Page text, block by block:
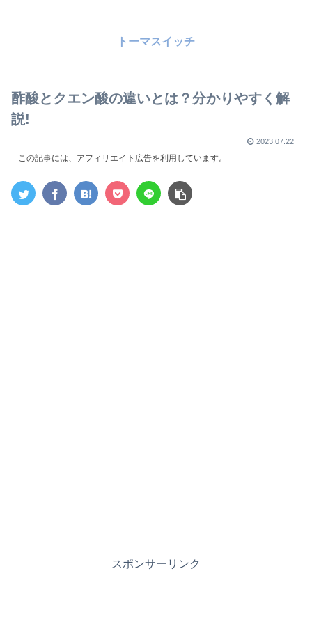
トーマスイッチ
酢酸とクエン酸の違いとは？分かりやすく解
説!
2023.07.22
この記事には、アフィリエイト広告を利用しています。
スポンサーリンク